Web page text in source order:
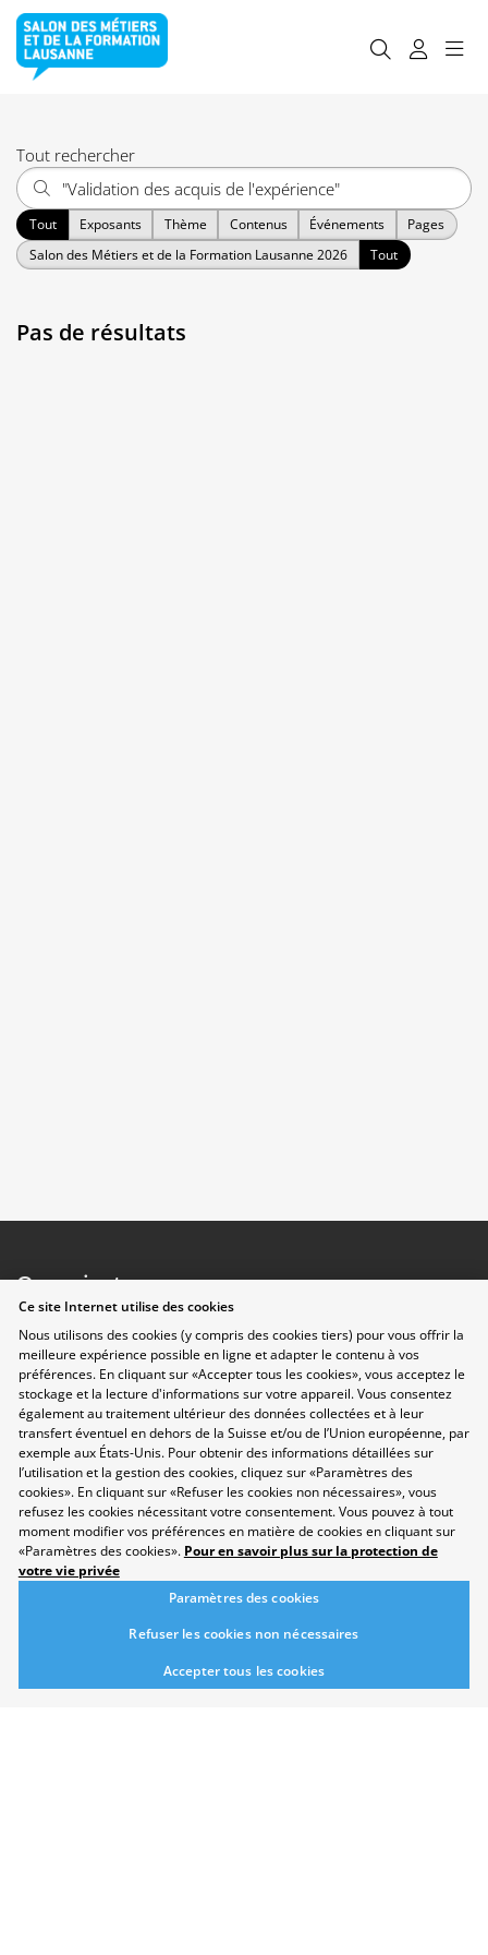
Tout rechercher
Tout Exposants Thème Contenus Événements
Pages
Salon des Métiers et de la Formation Lausanne 2026
Tout
Pas de résultats
Organisateurs
Protection des données
Disclaimer
Paramètres des cookies
Ce site Internet utilise des cookies
Nous utilisons des cookies (y compris des cookies tiers) pour vous offrir la
meilleure expérience possible en ligne et adapter le contenu à vos
préférences. En cliquant sur «Accepter tous les cookies», vous acceptez le
stockage et la lecture d'informations sur votre appareil. Vous consentez
également au traitement ultérieur des données collectées et à leur
transfert éventuel en dehors de la Suisse et/ou de l’Union européenne, par
exemple aux États-Unis. Pour obtenir des informations détaillées sur
l’utilisation et la gestion des cookies, cliquez sur «Paramètres des
cookies». En cliquant sur «Refuser les cookies non nécessaires», vous
refusez les cookies nécessitant votre consentement. Vous pouvez à tout
moment modifier vos préférences en matière de cookies en cliquant sur
«Paramètres des cookies». Pour en savoir plus sur la protection de
votre vie privée
Paramètres des cookies
Refuser les cookies non nécessaires
Accepter tous les cookies